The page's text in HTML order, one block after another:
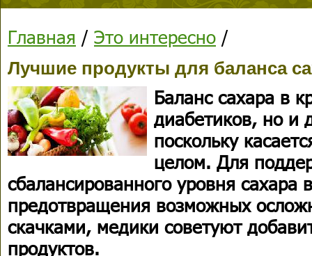
Главная / Это интересно /
Лучшие продукты для баланса
Баланс сахара в
диабетиков, но и
поскольку
целом. Для
сбалансированного уровня сахара
предотвращения возможных
скачками, медики советуют
продуктов.